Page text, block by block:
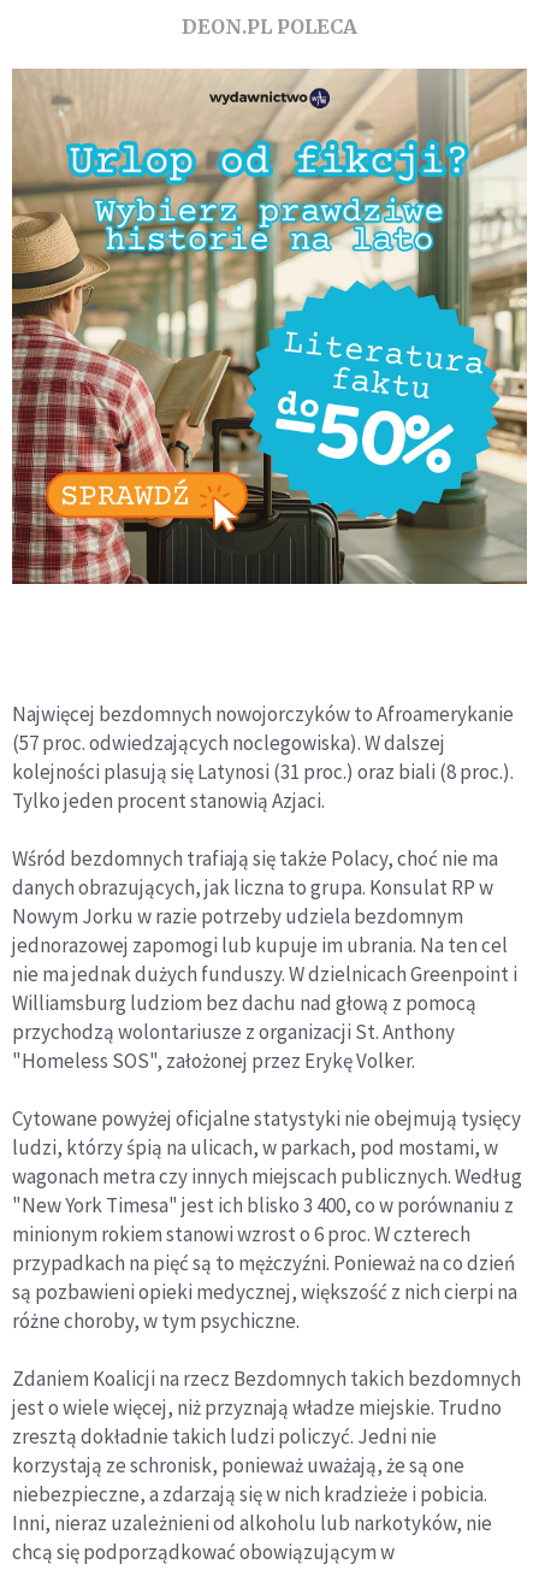
DEON.PL POLECA
Najwięcej bezdomnych nowojorczyków to Afroamerykanie
(57 proc. odwiedzających noclegowiska). W dalszej
kolejności plasują się Latynosi (31 proc.) oraz biali (8 proc.).
Tylko jeden procent stanowią Azjaci.
Wśród bezdomnych trafiają się także Polacy, choć nie ma
danych obrazujących, jak liczna to grupa. Konsulat RP w
Nowym Jorku w razie potrzeby udziela bezdomnym
jednorazowej zapomogi lub kupuje im ubrania. Na ten cel
nie ma jednak dużych funduszy. W dzielnicach Greenpoint i
Williamsburg ludziom bez dachu nad głową z pomocą
przychodzą wolontariusze z organizacji St. Anthony
"Homeless SOS", założonej przez Erykę Volker.
Cytowane powyżej oficjalne statystyki nie obejmują tysięcy
ludzi, którzy śpią na ulicach, w parkach, pod mostami, w
wagonach metra czy innych miejscach publicznych. Według
"New York Timesa" jest ich blisko 3 400, co w porównaniu z
minionym rokiem stanowi wzrost o 6 proc. W czterech
przypadkach na pięć są to mężczyźni. Ponieważ na co dzień
są pozbawieni opieki medycznej, większość z nich cierpi na
różne choroby, w tym psychiczne.
Zdaniem Koalicji na rzecz Bezdomnych takich bezdomnych
jest o wiele więcej, niż przyznają władze miejskie. Trudno
zresztą dokładnie takich ludzi policzyć. Jedni nie
korzystają ze schronisk, ponieważ uważają, że są one
niebezpieczne, a zdarzają się w nich kradzieże i pobicia.
Inni, nieraz uzależnieni od alkoholu lub narkotyków, nie
chcą się podporządkować obowiązującym w